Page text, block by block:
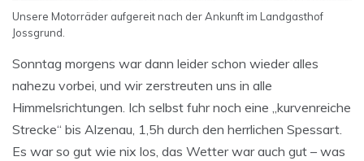
Unsere Motorräder aufgereit nach der Ankunft im Landgasthof
Jossgrund.
Sonntag morgens war dann leider schon wieder alles
nahezu vorbei, und wir zerstreuten uns in alle
Himmelsrichtungen. Ich selbst fuhr noch eine „kurvenreiche
Strecke“ bis Alzenau, 1,5h durch den herrlichen Spessart.
Es war so gut wie nix los, das Wetter war auch gut – was